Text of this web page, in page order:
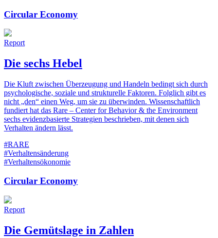
Circular Economy
Report
Die sechs Hebel
Die Kluft zwischen Überzeugung und Handeln bedingt sich durch
psychologische, soziale und strukturelle Faktoren. Folglich gibt es
nicht „den“ einen Weg, um sie zu überwinden. Wissenschaftlich
fundiert hat das Rare – Center for Behavior & the Environment
sechs evidenzbasierte Strategien beschrieben, mit denen sich
Verhalten ändern lässt.
#RARE
#Verhaltensänderung
#Verhaltensökonomie
Circular Economy
Report
Die Gemütslage in Zahlen